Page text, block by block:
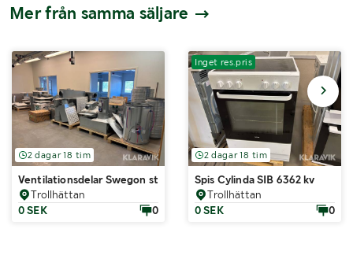
Mer från samma säljare
2 dagar 18 tim
Ventilationsdelar Swegon stort parti
Trollhättan
0 SEK
0
Inget res.pris
2 dagar 18 tim
Spis Cylinda SIB 6362 kv
Trollhättan
0 SEK
0